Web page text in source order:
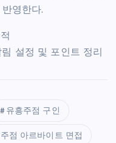
영한다.
설정 및 포인트 정리
유흥주점 구인
점 아르바이트 면접